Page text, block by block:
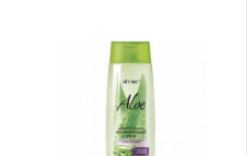
кончиках 400 мл